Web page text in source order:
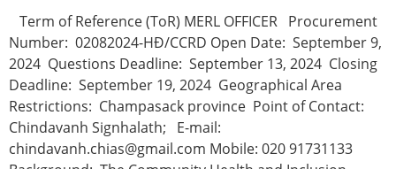
Term of Reference (ToR) MERL OFFICER Procurement
Number: 02082024-HĐ/CCRD Open Date: September 9,
2024 Questions Deadline: September 13, 2024 Closing
Deadline: September 19, 2024 Geographical Area
Restrictions: Champasack province Point of Contact:
Chindavanh Signhalath; E-mail:
chindavanh.chias@gmail.com Mobile: 020 91731133